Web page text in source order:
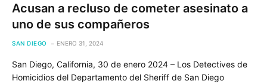
Acusan a recluso de cometer asesinato a
uno de sus compañeros
SAN DIEGO ENERO 31, 2024
San Diego, California, 30 de enero 2024 – Los Detectives de
Homicidios del Departamento del Sheriff de San Diego